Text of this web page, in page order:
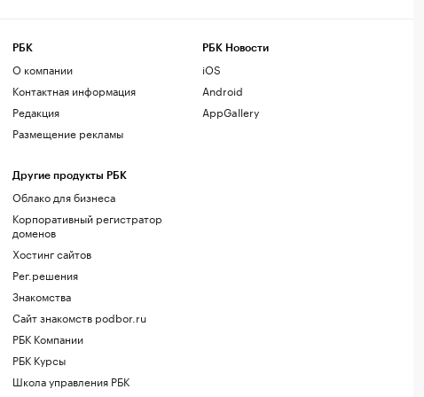
РБК
О компании
Контактная информация
Редакция
Размещение рекламы
Другие продукты РБК
Облако для бизнеса
Корпоративный регистратор
доменов
Хостинг сайтов
Рег.решения
Знакомства
Сайт знакомств podbor.ru
РБК Компании
РБК Курсы
Школа управления РБК
РБК Новости
iOS
Android
AppGallery